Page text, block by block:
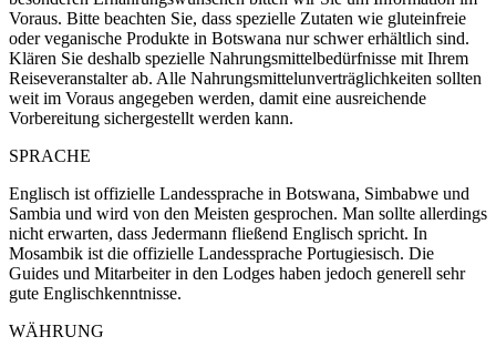
Voraus. Bitte beachten Sie, dass spezielle Zutaten wie gluteinfreie
oder veganische Produkte in Botswana nur schwer erhältlich sind.
Klären Sie deshalb spezielle Nahrungsmittelbedürfnisse mit Ihrem
Reiseveranstalter ab. Alle Nahrungsmittelunverträglichkeiten sollten
weit im Voraus angegeben werden, damit eine ausreichende
Vorbereitung sichergestellt werden kann.
SPRACHE
Englisch ist offizielle Landessprache in Botswana, Simbabwe und
Sambia und wird von den Meisten gesprochen. Man sollte allerdings
nicht erwarten, dass Jedermann fließend Englisch spricht. In
Mosambik ist die offizielle Landessprache Portugiesisch. Die
Guides und Mitarbeiter in den Lodges haben jedoch generell sehr
gute Englischkenntnisse.
WÄHRUNG